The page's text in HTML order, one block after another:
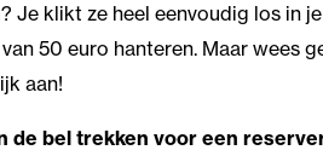
Je klikt ze heel eenvoudig los in
50 euro hanteren. Maar wees
aan!
de bel trekken voor een